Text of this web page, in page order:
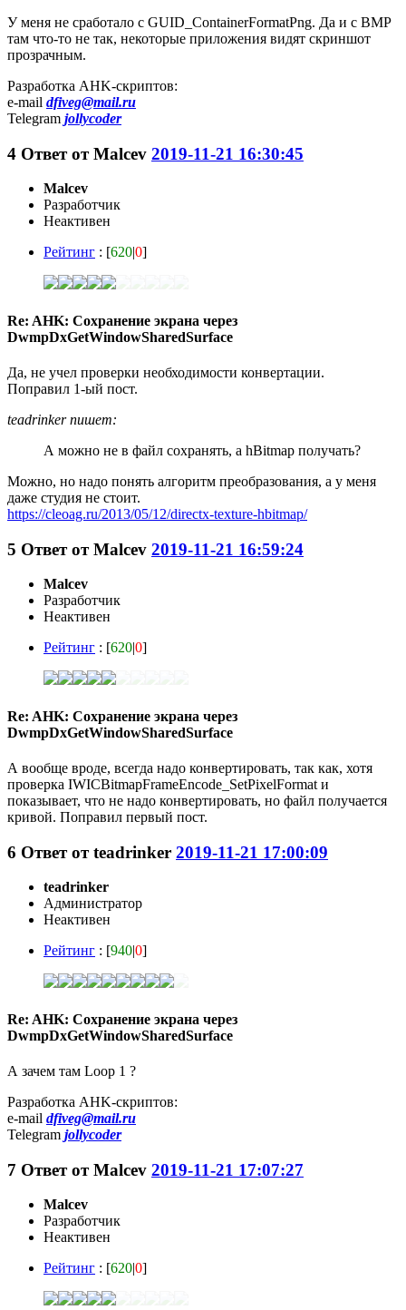
У меня не сработало с GUID_ContainerFormatPng. Да и с BMP
там что-то не так, некоторые приложения видят скриншот
прозрачным.
Разработка AHK-скриптов:
e-mail dfiveg@mail.ru
Telegram jollycoder
4 Ответ отMalcev 2019-11-21 16:30:45
Malcev
Разработчик
Неактивен
Рейтинг : [620|0]
Re: AHK: Сохранение экрана через
DwmpDxGetWindowSharedSurface
Да, не учел проверки необходимости конвертации.
Поправил 1-ый пост.
teadrinker пишет:
А можно не в файл сохранять, а hBitmap получать?
Можно, но надо понять алгоритм преобразования, а у меня
даже студия не стоит.
https://cleoag.ru/2013/05/12/directx-texture-hbitmap/
5 Ответ отMalcev 2019-11-21 16:59:24
Malcev
Разработчик
Неактивен
Рейтинг : [620|0]
Re: AHK: Сохранение экрана через
DwmpDxGetWindowSharedSurface
А вообще вроде, всегда надо конвертировать, так как, хотя
проверка IWICBitmapFrameEncode_SetPixelFormat и
показывает, что не надо конвертировать, но файл получается
кривой. Поправил первый пост.
6 Ответ отteadrinker 2019-11-21 17:00:09
teadrinker
Администратор
Неактивен
Рейтинг : [940|0]
Re: AHK: Сохранение экрана через
DwmpDxGetWindowSharedSurface
А зачем там Loop 1 ?
Разработка AHK-скриптов:
e-mail dfiveg@mail.ru
Telegram jollycoder
7 Ответ отMalcev 2019-11-21 17:07:27
Malcev
Разработчик
Неактивен
Рейтинг : [620|0]